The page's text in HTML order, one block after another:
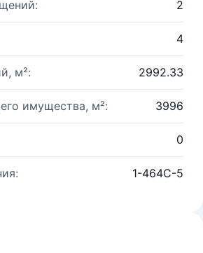
2
4
м²: 2992.33
имущества, м²: 3996
0
1-464С-5